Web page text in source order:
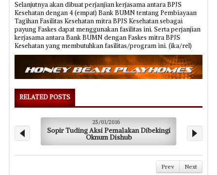
Selanjutnya akan dibuat perjanjian kerjasama antara BPJS
Kesehatan dengan 4 (empat) Bank BUMN tentang Pembiayaan
Tagihan Fasilitas Kesehatan mitra BPJS Kesehatan sebagai
payung Faskes dapat menggunakan fasilitas ini. Serta perjanjian
kerjasama antara Bank BUMN dengan Faskes mitra BPJS
Kesehatan yang membutuhkan fasilitas/program ini. (ika/rel)
RELATED POSTS
Tuding Aksi Pemalakan Dibekingi
Oknum Dishub
Pakai Kartu
Prev Next